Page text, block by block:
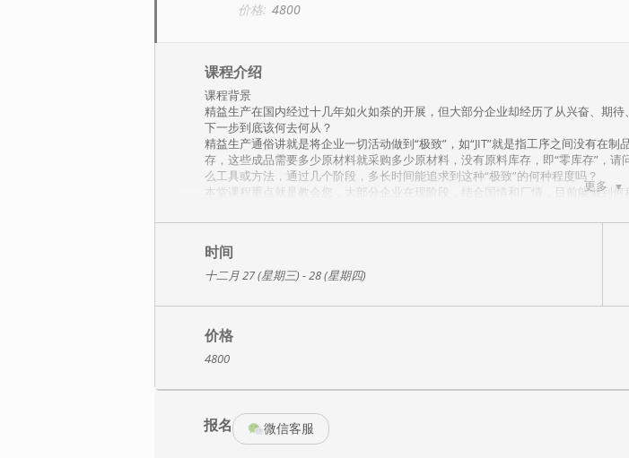
价格: 4800
更多
课程介绍
课程背景
精益生产在国内经过十几年如火如荼的开展，但大部分企业却经历了从兴奋、期
下一步到底该何去何从？
精益生产通俗讲就是将企业一切活动做到“极致”，如“JIT”就是指工序之间没有在
存，这些成品需要多少原材料就采购多少原材料，没有原料库存，即“零库存”，
么工具或方法，通过几个阶段，多长时间能追求到这种“极致”的何种程度吗？
本堂课程重点就是教会您，大部分企业在现阶段，结合国情和厂情，目前能做到
课程特点：
特点二：整个课程中的所有工具及方法均采用工厂中的实际案例讲解同时演练。
特点三：整个课程采用曾经辅导过的一个有代表性的成功企业案例将整个课程串
整体到局部，详细介绍对整个生产过程，对生产过程中的工序，对工序中的操作
课程内容：
第一部分：工业工程(IE)基础理论及导入
一、工业工程(IE)基础理论
②工业工程在企业定位，扮演角色及所处部门
④改善团队成员的组成及活动形式
⑤如何获得高层,中层及基层人员对改善的支持
时间
十二月 27 (星期三) - 28 (星期四)
价格
4800
报名 微信客服